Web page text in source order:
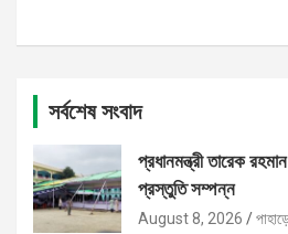
সর্বশেষ সংবাদ
প্রধানমন্ত্রী তারেক
প্রস্তুতি সম্পন্ন
August 8, 2026